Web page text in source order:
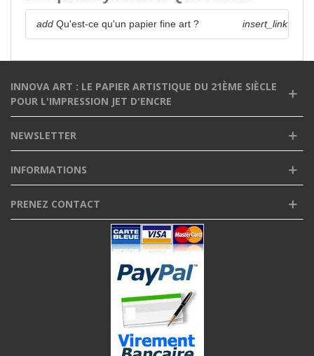
add Qu'est-ce qu'un papier fine art ? insert_link
INNOVA ART : LE PAPIER ARTISTIQUE DU 21ÈME SIÈCLE
POUR L'IMPRESSION JET D'ENCRE
NEWSLETTER
INFORMATIONS
PRENEZ CONTACT